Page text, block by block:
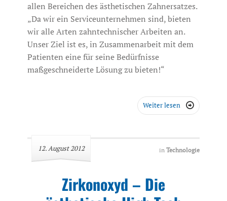
allen Bereichen des ästhetischen Zahnersatzes.
„Da wir ein Serviceunternehmen sind, bieten
wir alle Arten zahntechnischer Arbeiten an.
Unser Ziel ist es, in Zusammenarbeit mit dem
Patienten eine für seine Bedürfnisse
maßgeschneiderte Lösung zu bieten!“
Weiter lesen 
12. August 2012 in Technologie
Zirkonoxyd – Die